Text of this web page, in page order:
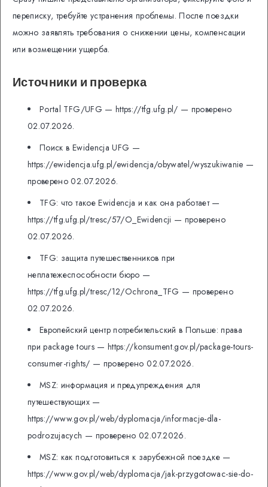
переписку, требуйте устранения проблемы. После поездки
можно заявлять требования о снижении цены, компенсации
или возмещении ущерба.
Источники и проверка
Portal TFG/UFG — https://tfg.ufg.pl/ — проверено
02.07.2026.
Поиск в Ewidencja UFG —
https://ewidencja.ufg.pl/ewidencja/obywatel/wyszukiwanie —
проверено 02.07.2026.
TFG: что такое Ewidencja и как она работает —
https://tfg.ufg.pl/tresc/57/O_Ewidencji — проверено
02.07.2026.
TFG: защита путешественников при
неплатежеспособности бюро —
https://tfg.ufg.pl/tresc/12/Ochrona_TFG — проверено
02.07.2026.
Европейский центр потребительский в Польше: права
при package tours — https://konsument.gov.pl/package-tours-
consumer-rights/ — проверено 02.07.2026.
MSZ: информация и предупреждения для
путешествующих —
https://www.gov.pl/web/dyplomacja/informacje-dla-
podrozujacych — проверено 02.07.2026.
MSZ: как подготовиться к зарубежной поездке —
https://www.gov.pl/web/dyplomacja/jak-przygotowac-sie-do-